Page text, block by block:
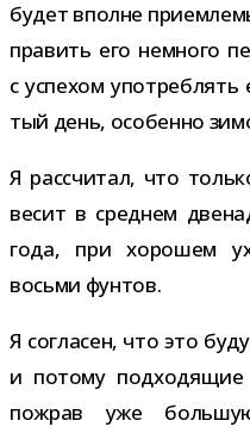
будет вполне
пра­вить его немного
с успе­хом
тый день, осо­бенно
Я рас­счи­тал, что
весит в сред­нем
года, при хоро­шем
восьми фунтов.
Я согла­сен, что это
и потому
пожрав уже